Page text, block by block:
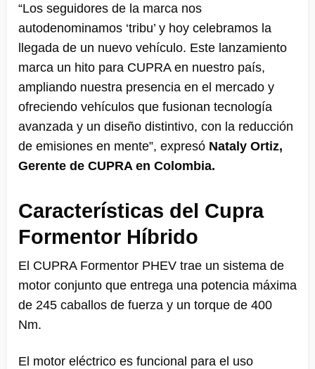
“Los seguidores de la marca nos
autodenominamos ‘tribu’ y hoy celebramos la
llegada de un nuevo vehículo. Este lanzamiento
marca un hito para CUPRA en nuestro país,
ampliando nuestra presencia en el mercado y
ofreciendo vehículos que fusionan tecnología
avanzada y un diseño distintivo, con la reducción
de emisiones en mente”, expresó Nataly Ortiz,
Gerente de CUPRA en Colombia.
Características del Cupra
Formentor Híbrido
El CUPRA Formentor PHEV trae un sistema de
motor conjunto que entrega una potencia máxima
de 245 caballos de fuerza y un torque de 400
Nm.
El motor eléctrico es funcional para el uso